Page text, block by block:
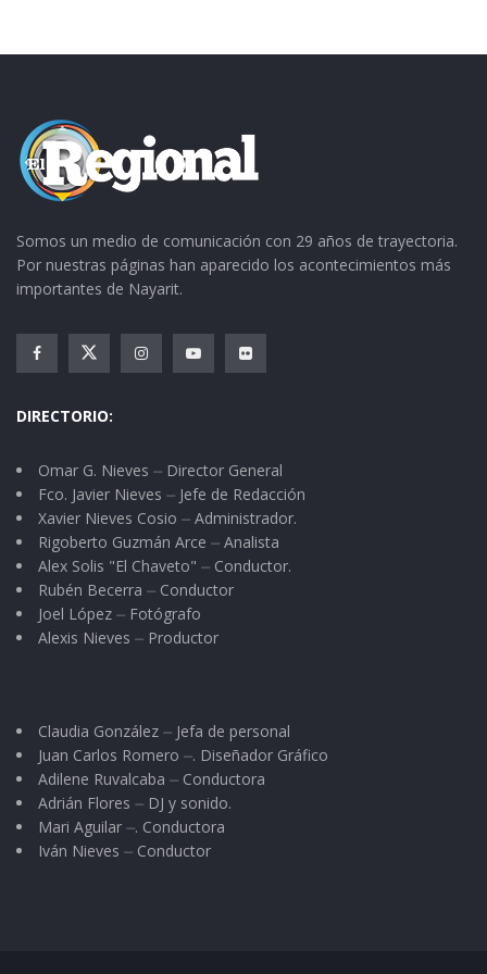
en región molar. Fue atendido en primera
posteriormente en el hospital general de la
ciudad de Tepic.
Somos un medio de comunicación con 29 años de trayectoria.
Por nuestras páginas han aparecido los acontecimientos más
importantes de Nayarit.
DIRECTORIO:
Omar G. Nieves ⏤ Director General
Fco. Javier Nieves ⏤ Jefe de Redacción
Xavier Nieves Cosio ⏤ Administrador.
Rigoberto Guzmán Arce ⏤ Analista
Alex Solis "El Chaveto" ⏤ Conductor.
Rubén Becerra ⏤ Conductor
Joel López ⏤ Fotógrafo
Alexis Nieves ⏤ Productor
Claudia González ⏤ Jefa de personal
Juan Carlos Romero ⏤. Diseñador Gráfico
Adilene Ruvalcaba ⏤ Conductora
Adrián Flores ⏤ DJ y sonido.
Mari Aguilar ⏤. Conductora
Iván Nieves ⏤ Conductor